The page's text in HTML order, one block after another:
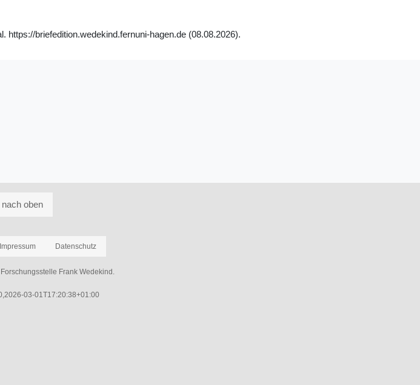
briefedition.wedekind.fernuni-hagen.de (08.08.2026).
nach oben
Impressum Datenschutz
Frank Wedekind.
03-01T17:20:38+01:00